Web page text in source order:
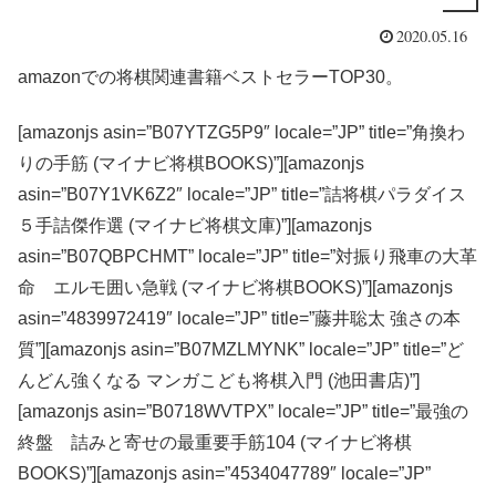
2020.05.16
amazonでの将棋関連書籍ベストセラーTOP30。
[amazonjs asin=”B07YTZG5P9″ locale=”JP” title=”角換わ
りの手筋 (マイナビ将棋BOOKS)”][amazonjs
asin=”B07Y1VK6Z2″ locale=”JP” title=”詰将棋パラダイス
５手詰傑作選 (マイナビ将棋文庫)”][amazonjs
asin=”B07QBPCHMT” locale=”JP” title=”対振り飛車の大革
命 エルモ囲い急戦 (マイナビ将棋BOOKS)”][amazonjs
asin=”4839972419″ locale=”JP” title=”藤井聡太 強さの本
質”][amazonjs asin=”B07MZLMYNK” locale=”JP” title=”ど
んどん強くなる マンガこども将棋入門 (池田書店)”]
[amazonjs asin=”B0718WVTPX” locale=”JP” title=”最強の
終盤 詰みと寄せの最重要手筋104 (マイナビ将棋
BOOKS)”][amazonjs asin=”4534047789″ locale=”JP”